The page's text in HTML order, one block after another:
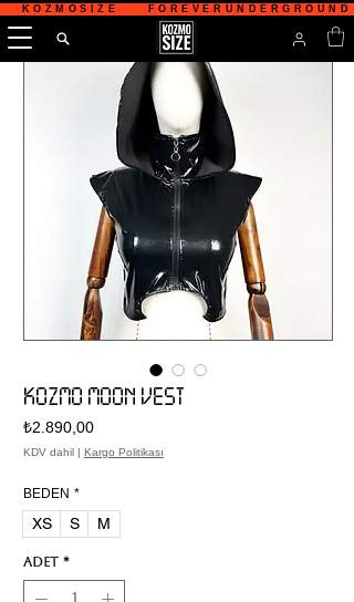
KOZMOSIZE    FOREVERUNDERGROUND
KOZMO MOON VEST
₺2.890,00Fiyat
KDV dahil | Kargo Politikası
BEDEN *
XS S M
Adet *